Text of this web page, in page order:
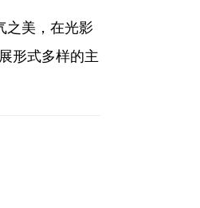
之美，在光影
形式多样的主